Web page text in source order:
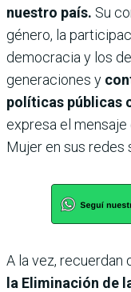
nuestro país. Su
género, la
democracia y los
generaciones y
políticas públicas
expresa el
Mujer en sus redes
A la vez, recuerdan
la Eliminación de